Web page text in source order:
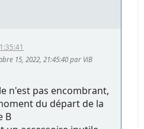
15, 2022, 21:45:40 par ViB
n'est pas encombrant,
du départ de la
B